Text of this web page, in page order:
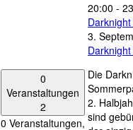
0
Veranstaltungen
2
0 Veranstaltungen,
20:00 -
3.
Die
2.
sind